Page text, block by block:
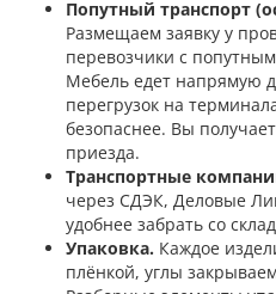
Попутный транспорт
Размещаем заявку у
перевозчики с
Мебель едет напрямую
перегрузок на
безопаснее. Вы
приезда.
Транспортные
через СДЭК, Деловые
удобнее забрать со
Упаковка. Каждое
плёнкой, углы